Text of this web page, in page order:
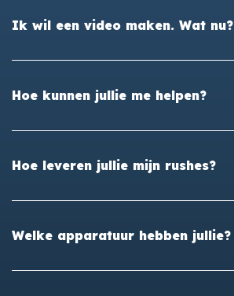
Ik wil een video maken. Wat nu?
Hoe kunnen jullie me helpen?
Hoe leveren jullie mijn rushes?
Welke apparatuur hebben jullie?